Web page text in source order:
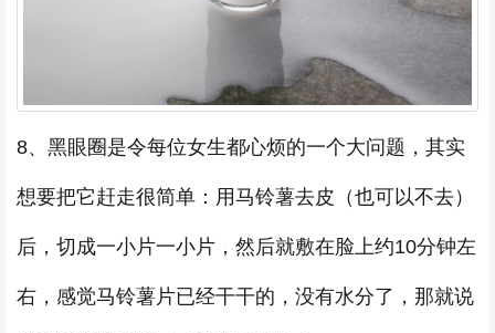
8、黑眼圈是令每位女生都心烦的一个大问题，其实
想要把它赶走很简单：用马铃薯去皮（也可以不去）
后，切成一小片一小片，然后就敷在脸上约10分钟左
右，感觉马铃薯片已经干干的，没有水分了，那就说